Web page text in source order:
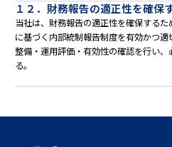
１２．財務報告の適正性を確保
当社は、財務報告の適正性を確保する
に基づく内部統制報告制度を有効かつ
整備・運用評価・有効性の確認を行い
る。